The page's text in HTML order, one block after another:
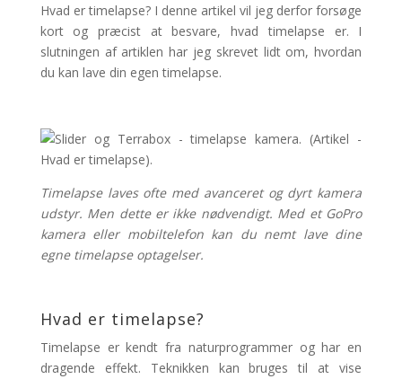
Hvad er timelapse? I denne artikel vil jeg derfor forsøge
kort og præcist at besvare, hvad timelapse er. I
slutningen af artiklen har jeg skrevet lidt om, hvordan
du kan lave din egen timelapse.
Timelapse laves ofte med avanceret og dyrt kamera
udstyr. Men dette er ikke nødvendigt. Med et GoPro
kamera eller mobiltelefon kan du nemt lave dine
egne timelapse optagelser.
Hvad er timelapse?
Timelapse er kendt fra naturprogrammer og har en
dragende effekt. Teknikken kan bruges til at vise